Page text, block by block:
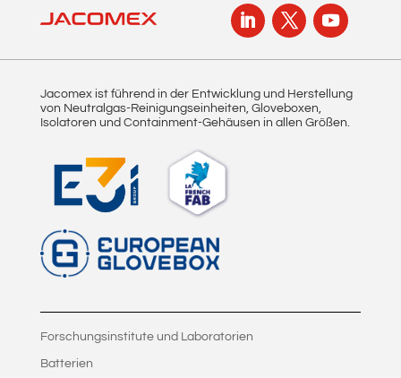
Jacomex ist führend in der Entwicklung und Herstellung
von Neutralgas-Reinigungseinheiten, Gloveboxen,
Isolatoren und Containment-Gehäusen in allen Größen.
Forschungsinstitute und Laboratorien
Batterien